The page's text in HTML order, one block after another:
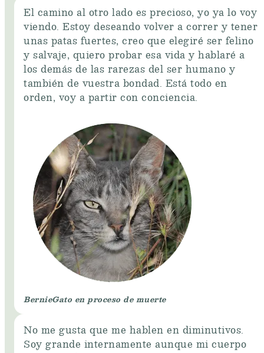
El camino al otro lado es precioso, yo ya lo voy
viendo. Estoy deseando volver a correr y tener
unas patas fuertes, creo que elegiré ser felino
y salvaje, quiero probar esa vida y hablaré a
los demás de las rarezas del ser humano y
también de vuestra bondad. Está todo en
orden, voy a partir con conciencia.
BernieGato en proceso de muerte
No me gusta que me hablen en diminutivos.
Soy grande internamente aunque mi cuerpo